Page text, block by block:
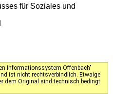
für Soziales und
Informationssystem Offenbach"
ist nicht rechtsverbindlich. Etwaige
dem Original sind technisch bedingt